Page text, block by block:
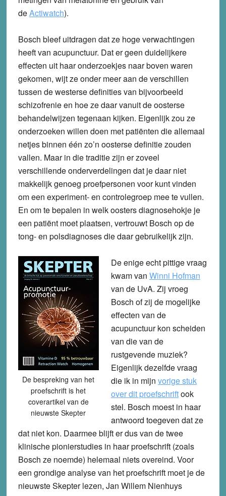
deActiwatch).
Bosch bleef uitdragen dat ze hoge verwachtingen
heeft van acupunctuur. Dat er geen duidelijkere
effecten uit haar onderzoekjes naar boven waren
gekomen, wijt ze onder meer aan de verschillen
tussen de westerse definities van bijvoorbeeld
schizofrenie en hoe ze daar vanuit de oosterse
behandelwijzen tegenaan kijken. Eigenlijk zou ze
onderzoeken willen doen met patiënten die allemaal
netjes binnen één zo’n oosterse definitie zouden
vallen. Maar in die traditie zijn er zoveel
verschillende onderverdelingen dat je daar niet
makkelijk genoeg proefpersonen voor kunt vinden
om een experiment- en controlegroep mee te vullen.
En om te bepalen in welk oosters diagnosehokje je
een patiënt moet plaatsen, vertrouwt Bosch op de
tong- en polsdiagnoses die daar gebruikelijk zijn.
De bespreking van het
proefschrift is het
coverartikel van de
nieuwste Skepter
De enige echt pittige vraag
kwam van Winni Hofman
van de UvA. Zij vroeg
Bosch of zij de mogelijke
effecten van de
acupunctuur kon scheiden
van die van de
rustgevende muziek?
Eigenlijk dezelfde vraag
die ik in mijn vorige stuk
over dit proefschriftook
stel. Bosch moest in haar
antwoord toegeven dat ze
dat niet kon. Daarmee blijft er dus van de twee
klinische pionierstudies in haar proefschrift (zoals
Bosch ze noemde) helemaal niets overeind. Voor
een grondige analyse van het proefschrift moet je de
nieuwste Skepter lezen, Jan Willem Nienhuys